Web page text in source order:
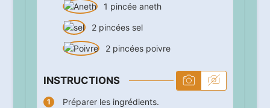
1 pincée aneth
2 pincées sel
2 pincées poivre
INSTRUCTIONS
Préparer les ingrédients.